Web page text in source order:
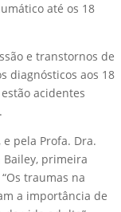
até os 18
e transtornos de
diagnósticos aos 18
acidentes
pela Profa. Dra.
Bailey, primeira
traumas na
a importância de